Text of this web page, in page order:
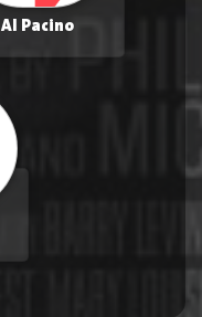
Al Pacino